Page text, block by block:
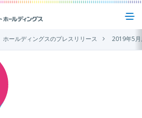
ホールディングスのプレスリリース 2019年5月度 アル